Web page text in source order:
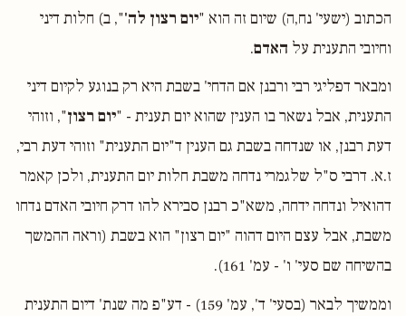
הכתוב (ישעי' נח,ה) שיום זה הוא "יום רצון לה'", ב) חלות דיני
וחיובי התענית על האדם.
ומבאר דפליגי רבי ורבנן אם הדחי' בשבת היא רק בנוגע לקיום דיני
התענית, אבל נשאר בו הענין שהוא יום תענית - "יום רצון", וזוהי
דעת רבנן, או שנדחה בשבת גם הענין ד"יום התענית" וזוהי דעת רבי,
ז.א. דרבי ס"ל שלגמרי נדחה משבת חלות יום התענית, ולכן קאמר
דהואיל ונדחה ידחה, משא"כ רבנן סבירא להו דרק חיובי האדם נדחו
משבת, אבל עצם היום דהוה "יום רצון" הוא בשבת (וראה ההמשך
בהשיחה שם סעי' ו' - עמ' 161).
וממשיך לבאר (בסעי' ד', עמ' 159) - דע"פ מה שנת' דיום התענית